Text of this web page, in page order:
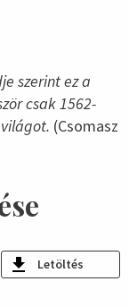
szerint ez a
csak 1562-
(Csomasz
Letöltés